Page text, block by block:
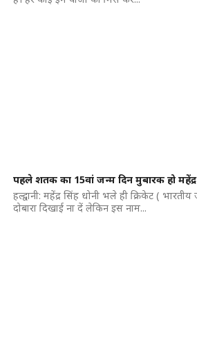
पहले शतक का 15वां जन्म दिन मुबारक हो महेंद्र
हल्द्वानी: महेंद्र सिंह धोनी भले ही क्रिकेट (
दोबारा दिखाई ना दें लेकिन इस नाम...